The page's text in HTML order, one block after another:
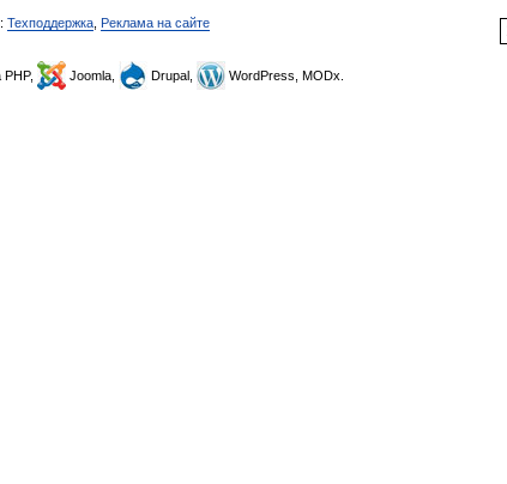
Техподдержка Реклама на сайте
PHP, Joomla, Drupal, WordPress, MODx.